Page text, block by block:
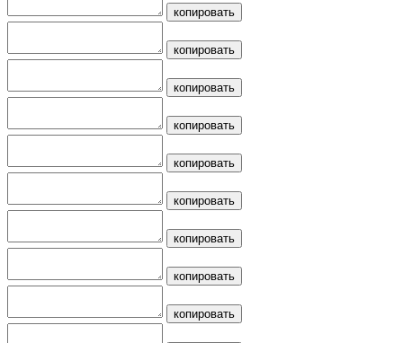
копировать
копировать
копировать
копировать
копировать
копировать
копировать
копировать
копировать